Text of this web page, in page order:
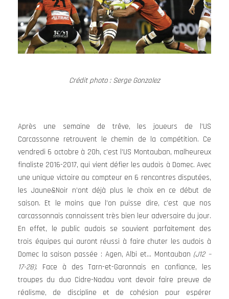
Crédit photo : Serge Gonzalez
Après une semaine de trêve, les joueurs de l’US
Carcassonne retrouvent le chemin de la compétition. Ce
vendredi 6 octobre à 20h, c’est l’US Montauban, malheureux
finaliste 2016-2017, qui vient défier les audois à Domec. Avec
une unique victoire au compteur en 6 rencontres disputées,
les Jaune&Noir n’ont déjà plus le choix en ce début de
saison. Et le moins que l’on puisse dire, c’est que nos
carcassonnais connaissent très bien leur adversaire du jour.
En effet, le public audois se souvient parfaitement des
trois équipes qui auront réussi à faire chuter les audois à
Domec la saison passée : Agen, Albi et… Montauban (J12 –
17-28). Face à des Tarn-et-Garonnais en confiance, les
troupes du duo Cidre-Nadau vont devoir faire preuve de
réalisme, de discipline et de cohésion pour espérer